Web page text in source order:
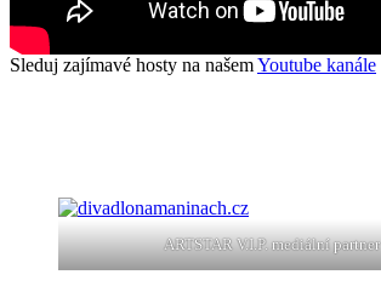
Sleduj zajímavé hosty na našemYoutube kanále
ARTSTAR V.I.P. mediální partner